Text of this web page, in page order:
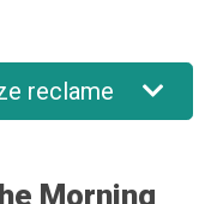
reclame
Morning